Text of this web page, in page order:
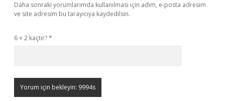
Daha sonraki yorumlarımda kullanılması için adım, e-posta adresim
ve site adresim bu tarayıcıya kaydedilsin.
6 + 2 kaçtır?*